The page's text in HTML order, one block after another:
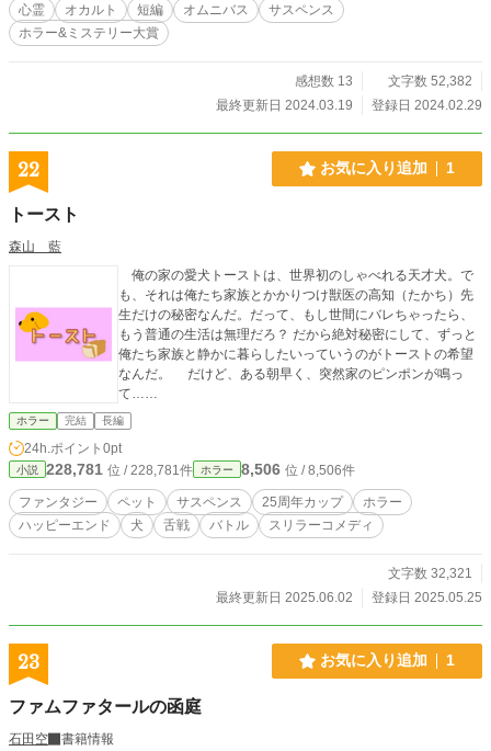
心霊 オカルト 短編 オムニバス
サスペンス
ホラー&ミステリー大賞
感想数 13
文字数 52,382
最終更新日 2024.03.19
登録日 2024.02.29
22 お気に入り追加 1
トースト
森山 藍
俺の家の愛犬トーストは、世界初のしゃべれる天才犬。で
も、それは俺たち家族とかかりつけ獣医の高知（たかち）先
生だけの秘密なんだ。だって、もし世間にバレちゃったら、
もう普通の生活は無理だろ？ だから絶対秘密にして、ずっと
俺たち家族と静かに暮らしたいっていうのがトーストの希望
なんだ。 だけど、ある朝早く、突然家のピンポンが鳴っ
て……
ホラー 完結 長編
24h.ポイント 0pt
小説 228,781 位 / 228,781件 ホラー 8,506 位 / 8,506件
ファンタジー ペット サスペンス 25周年カップ
ホラー
ハッピーエンド
犬 舌戦 バトル スリラーコメディ
文字数 32,321
最終更新日 2025.06.02
登録日 2025.05.25
23 お気に入り追加 1
ファムファタールの函庭
石田空 書籍情報